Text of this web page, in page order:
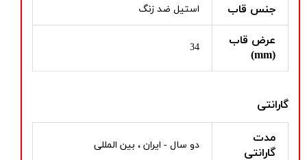
جنس قاب استیل ضد زنگ
عرض قاب
(mm)
34
گارانتی
مدت
گارانتی
دو سال - ایران ، بین المللی